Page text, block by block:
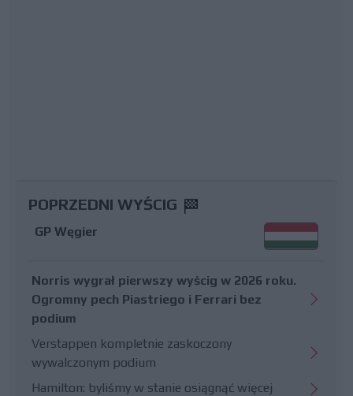
POPRZEDNI WYŚCIG
GP Węgier
Norris wygrał pierwszy wyścig w 2026 roku.
Ogromny pech Piastriego i Ferrari bez
podium
Verstappen kompletnie zaskoczony
wywalczonym podium
Hamilton: byliśmy w stanie osiągnąć więcej